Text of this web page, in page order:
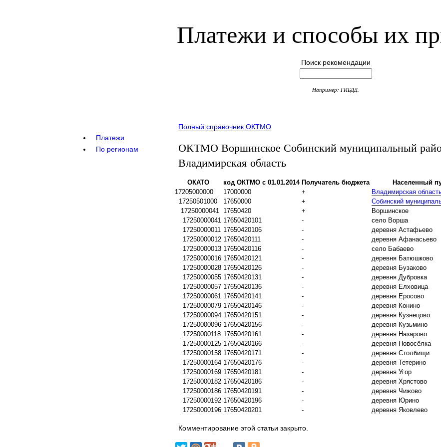
Платежи и способы их
Поиск рекомендации
Например: ГИБДД.
Платежи
По регионам
Полный справочник ОКТМО
ОКТМО Воршинское Собинский муниципальный
Владимирская область
ОКАТО код ОКТМО с 01.01.2014 Получатель бюджета
Населенный
17205000000
17000000 +
Владимирская
17250501000
17650000 +
Собинский
17250000041 17650420 +
Воршинское
17250000041 17650420101 -
село Ворша
17250000011 17650420106 -
деревня Астафьево
17250000012 17650420111 -
деревня Афанасьево
17250000013 17650420116 -
село Бабаево
17250000016 17650420121 -
деревня Батюшково
17250000028 17650420126 -
деревня Бузаково
17250000055 17650420131 -
деревня Дубровка
17250000057 17650420136 -
деревня Елховица
17250000061 17650420141 -
деревня Еросово
17250000079 17650420146 -
деревня Конино
17250000094 17650420151 -
деревня Кузнецово
17250000096 17650420156 -
деревня Кузьмино
17250000118 17650420161 -
деревня Назарово
17250000125 17650420166 -
деревня Новосёлка
17250000158 17650420171 -
деревня Столбищи
17250000164 17650420176 -
деревня Тетерино
17250000169 17650420181 -
деревня Угор
17250000182 17650420186 -
деревня Хрястово
17250000186 17650420191 -
деревня Чижово
17250000192 17650420196 -
деревня Юрино
17250000196 17650420201 - деревня Яковлево
Комментирование этой статьи закрыто.